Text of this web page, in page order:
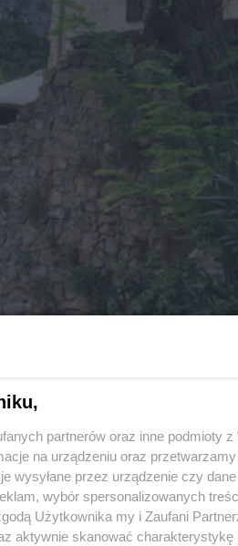
partnerów oraz inne podmioty
na urządzeniu oraz
wysyłane przez urządzenie czy
wybór spersonalizowanych
Użytkownika my i Zaufani
aktywnie skanować